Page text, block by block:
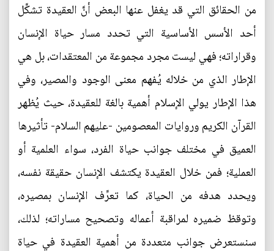
من الحقائق التي قد يغفل عنها البعض أنَّ العقيدة تشكِّل
أحد الأسس الأساسية التي تحدد مسار حياة الإنسان
وقراراته؛ فهي ليست مجرد مجموعة من المعتقدات، بل هي
الإطار الذي من خلاله يُفهم معنى الوجود والمصير، وفي
هذا الإطار يولي الإسلام أهمية بالغة للعقيدة، حيث يُظهر
القرآن الكريم وروايات المعصومين -عليهم السلام- تأثيرها
العميق في مختلف جوانب حياة الفرد، سواء العلمية أو
العملية؛ فمن خلال العقيدة يكتشف الإنسان حقيقة نفسه،
ويحدد هدفه من الحياة، كما تعرِّف الإنسان بمصيره،
وتوقظ ضميره لمراقبة أعماله وتصحيح مساراته؛ لذلك،
سنستعرض جوانب متعددة من أهمية العقيدة في حياة